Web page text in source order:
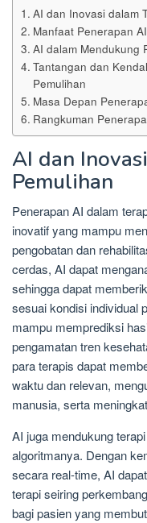
AI dan Inovasi dalam
Manfaat Penerapan
AI dalam Mendukung
Tantangan dan
Pemulihan
Masa Depan
Rangkuman
AI dan
Pemulihan
Penerapan AI dalam
inovatif yang mampu
pengobatan dan
cerdas, AI dapat
sehingga dapat
sesuai kondisi individual
mampu memprediksi
pengamatan tren
para terapis dapat
waktu dan relevan,
manusia, serta
AI juga mendukung
algoritmanya. Dengan
secara real-time, AI
terapi seiring
bagi pasien yang